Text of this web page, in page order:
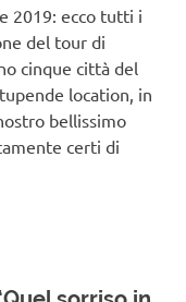
2019: ecco tutti i
del tour di
cinque città del
location, in
bellissimo
certi di